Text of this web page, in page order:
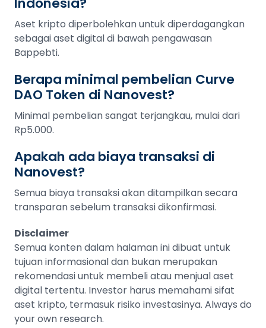
Aset kripto diperbolehkan untuk diperdagangkan
sebagai aset digital di bawah pengawasan
Bappebti.
Berapa minimal pembelian Curve
DAO Token di Nanovest?
Minimal pembelian sangat terjangkau, mulai dari
Rp5.000.
Apakah ada biaya transaksi di
Nanovest?
Semua biaya transaksi akan ditampilkan secara
transparan sebelum transaksi dikonfirmasi.
Disclaimer
Semua konten dalam halaman ini dibuat untuk
tujuan informasional dan bukan merupakan
rekomendasi untuk membeli atau menjual aset
digital tertentu. Investor harus memahami sifat
aset kripto, termasuk risiko investasinya. Always do
your own research.